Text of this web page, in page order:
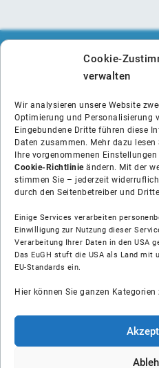
Cookie-
verwalten
Wir analysieren unsere Website
Optimierung und Personalisierung
Eingebundene Dritte führen diese
Daten zusammen. Mehr dazu lesen
Ihre vorgenommenen
Cookie-Richtlinieändern. Mit der
stimmen Sie – jederzeit
durch den Seitenbetreiber und
Einige Services verarbeiten
Einwilligung zur Nutzung dieser
Verarbeitung Ihrer Daten in den USA
Das EuGH stuft die USA als Land mit
EU-Standards ein.
Hier können Sie ganzen
Über uns